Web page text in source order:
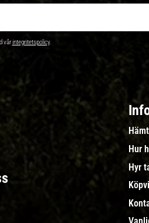
vårintegritetspolicy.
Hur
Hyr